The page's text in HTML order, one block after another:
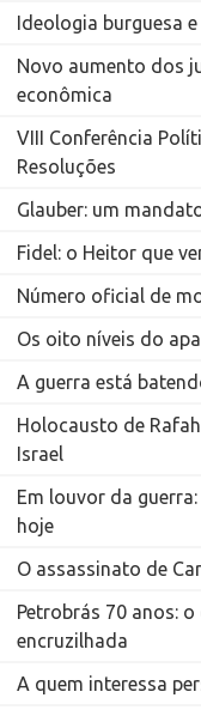
Ideologia burguesa
Novo aumento dos
econômica
VIII Conferência
Resoluções
Glauber: um
Fidel: o Heitor que
Número oficial de
Os oito níveis do
A guerra está
Holocausto de
Israel
Em louvor da
hoje
O assassinato de
Petrobrás 70 anos:
encruzilhada
A quem interessa